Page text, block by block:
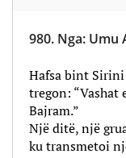
980. Nga: Umu
Hafsa bint
tregon:
Bajram.”
Një ditë, një
ku transmetoi